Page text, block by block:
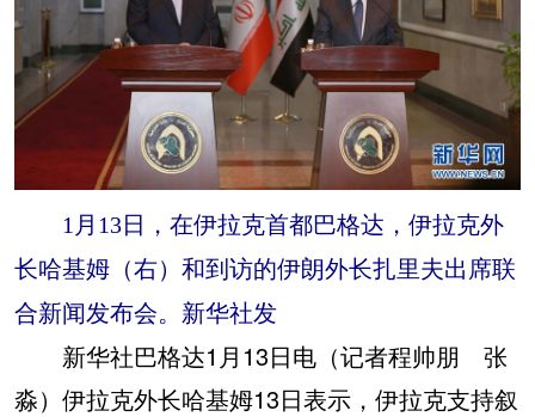
1月13日，在伊拉克首都巴格达，伊拉克外
长哈基姆（右）和到访的伊朗外长扎里夫出席联
合新闻发布会。新华社发
新华社巴格达1月13日电（记者程帅朋 张
淼）伊拉克外长哈基姆13日表示，伊拉克支持叙